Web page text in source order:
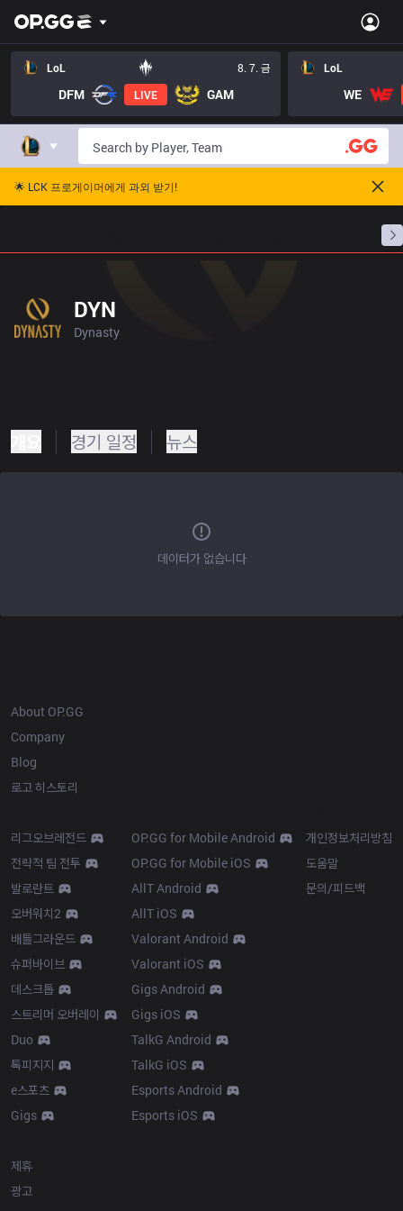
LoL 8. 7. 금
DFM LIVE GAM
LoL
WE
🌟 LCK 프로게이머에게 과외 받기!
프로빌
DYN
Dynasty
경기 일정 뉴스
데이터가 없습니다
About OP.GG
Company
Blog
로고 히스토리
리그오브레전드
전략적 팀 전투
발로란트
오버워치2
배틀그라운드
슈퍼바이브
데스크톱
스트리머 오버레이
Duo
톡피지지
e스포츠
Gigs
OP.GG for Mobile Android
OP.GG for Mobile iOS
AllT Android
AllT iOS
Valorant Android
Valorant iOS
Gigs Android
Gigs iOS
TalkG Android
TalkG iOS
Esports Android
Esports iOS
개인정보처리방침
도움말
문의/피드백
제휴
광고